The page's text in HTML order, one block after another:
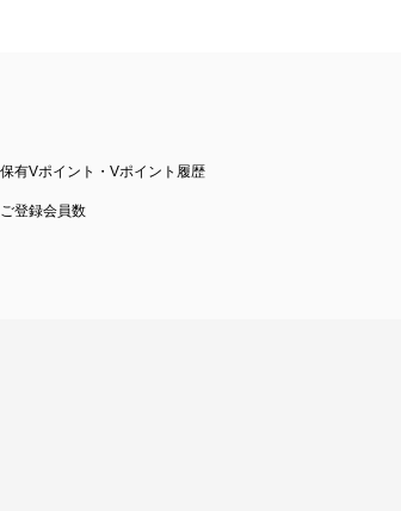
保有Vポイント・Vポイント履歴
ご登録会員数